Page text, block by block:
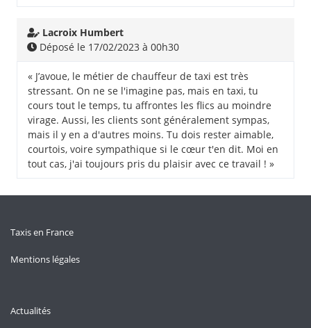
Lacroix Humbert
Déposé le 17/02/2023 à 00h30
« J’avoue, le métier de chauffeur de taxi est très
stressant. On ne se l'imagine pas, mais en taxi, tu
cours tout le temps, tu affrontes les flics au moindre
virage. Aussi, les clients sont généralement sympas,
mais il y en a d'autres moins. Tu dois rester aimable,
courtois, voire sympathique si le cœur t'en dit. Moi en
tout cas, j'ai toujours pris du plaisir avec ce travail ! »
Taxis en France
Mentions légales
Actualités